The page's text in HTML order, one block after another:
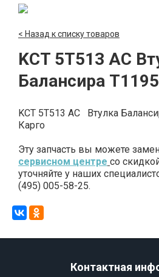
< Назад к списку товаров
KCT 5T513 AC
Балансира
KCT 5T513 AC Втулка
Карго
Эту запчасть вы можете
сервисном центре со
уточняйте у наших
(495) 005-58-25.
Контактная